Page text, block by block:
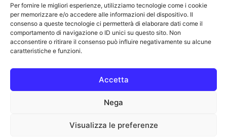
Per fornire le migliori esperienze, utilizziamo tecnologie come i cookie
per memorizzare e/o accedere alle informazioni del dispositivo. Il
consenso a queste tecnologie ci permetterà di elaborare dati come il
comportamento di navigazione o ID unici su questo sito. Non
acconsentire o ritirare il consenso può influire negativamente su alcune
caratteristiche e funzioni.
Accetta
Nega
Visualizza le preferenze
Amplificateur Analogique De Référence
Augspurger ARX-400 À Montage En Rack